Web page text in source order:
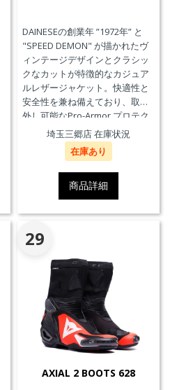
DAINESEの創業年 ”1972年” と
"SPEED DEMON" が描かれたヴ
ィンテージデザインとクラシッ
クなカットが特徴的なカジュア
ルレザージャケット。快適性と
安全性を兼ね備えており、取り
外し可能なPro-Armor プロテク
ターを装備しています。
埼玉三郷店 在庫状況
在庫あり
商品詳細
29
AXIAL 2 BOOTS 628